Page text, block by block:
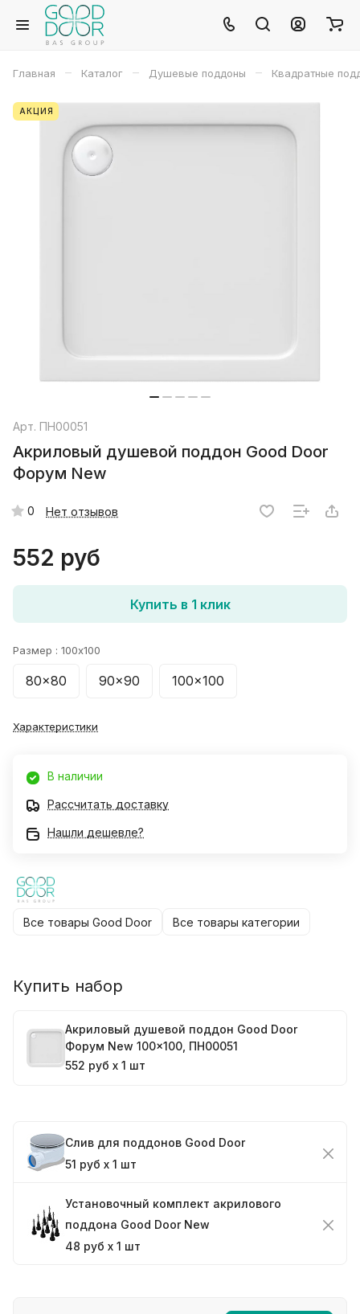
Главная – Каталог – Душевые поддоны – Квадратные
АКЦИЯ
Арт. ПН00051
Акриловый душевой поддон Good Door
Форум New
0 Нет отзывов
552 руб
Купить в 1 клик
Размер : 100x100
80x80 90x90 100x100
Характеристики
В наличии
Рассчитать доставку
Нашли дешевле?
Все товары Good Door Все товары категории
Купить набор
Акриловый душевой поддон Good Door
Форум New 100x100, ПН00051
552 руб x 1 шт
Слив для поддонов Good Door
51 руб x 1 шт
Установочный комплект акрилового
поддона Good Door New
48 руб x 1 шт